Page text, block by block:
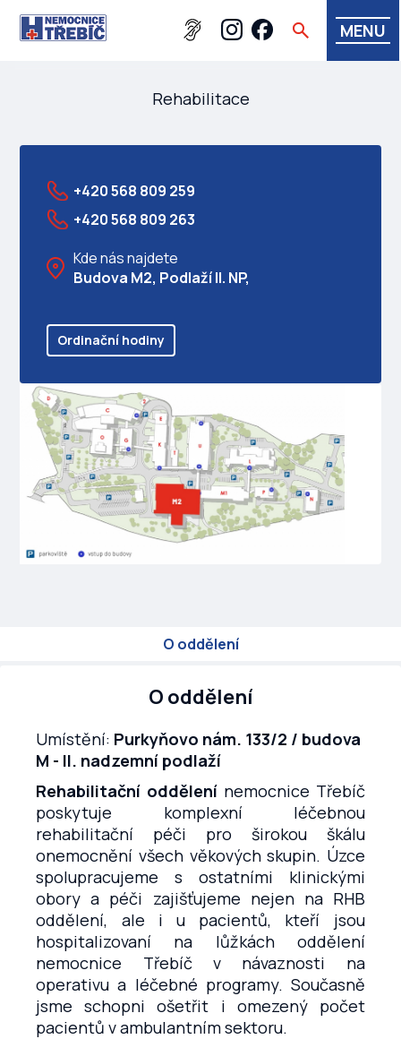
MENU
Rehabilitace
+420 568 809 259
+420 568 809 263
Kde nás najdete
Budova M2, Podlaží II. NP,
Ordinační hodiny
O oddělení
O oddělení
Umístění: Purkyňovo nám. 133/2 / budova
M - II. nadzemní podlaží
Rehabilitační oddělení nemocnice Třebíč
poskytuje komplexní léčebnou
rehabilitační péči pro širokou škálu
onemocnění všech věkových skupin. Úzce
spolupracujeme s ostatními klinickými
obory a péči zajišťujeme nejen na RHB
oddělení, ale i u pacientů, kteří jsou
hospitalizovaní na lůžkách oddělení
nemocnice Třebíč v návaznosti na
operativu a léčebné programy. Současně
jsme schopni ošetřit i omezený počet
pacientů v ambulantním sektoru.